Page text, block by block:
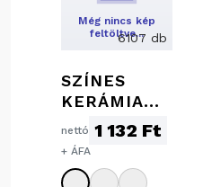
Még nincs kép
feltöltve…6107 db
SZÍNES
KERÁMIA
BÖGRE, 300
ML
nettó 1 132 Ft
+ ÁFA